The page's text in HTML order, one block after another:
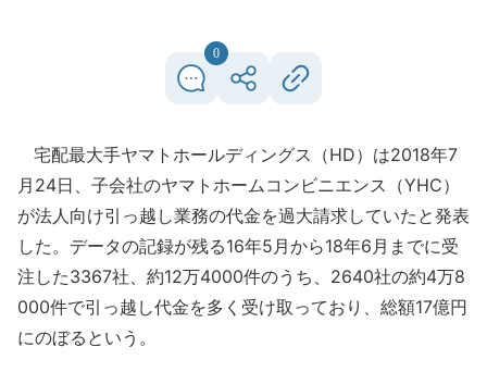
0
宅配最大手ヤマトホールディングス（HD）は2018年7
月24日、子会社のヤマトホームコンビニエンス（YHC）
が法人向け引っ越し業務の代金を過大請求していたと発表
した。データの記録が残る16年5月から18年6月までに受
注した3367社、約12万4000件のうち、2640社の約4万8
000件で引っ越し代金を多く受け取っており、総額17億円
にのぼるという。